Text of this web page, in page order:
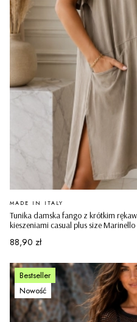
Tunika damska fango z krótkim
kieszeniami casual plus size Marinello
PRODUCENT
MADE IN ITALY
Cena
88,90 zł
Bestseller
Nowość